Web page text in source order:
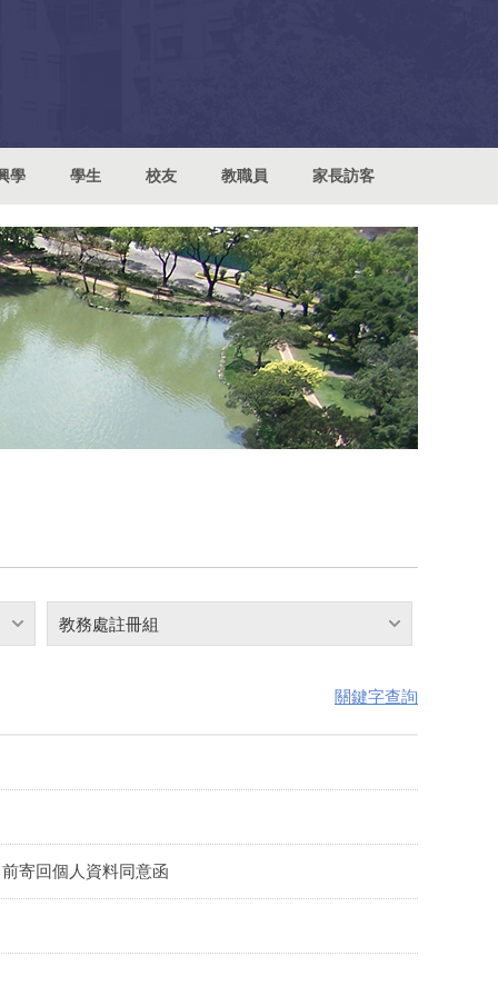
學 學生 校友 教職員 家長訪客
教務處註冊組
關鍵字查詢
寄回個人資料同意函